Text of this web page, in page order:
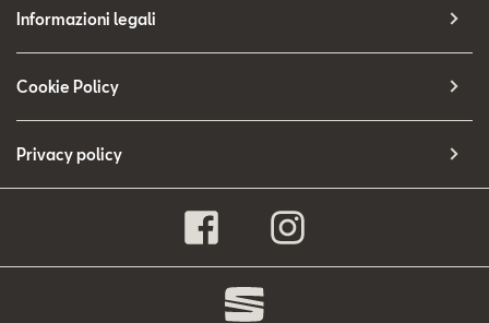
Informazioni legali
Cookie Policy
Privacy policy